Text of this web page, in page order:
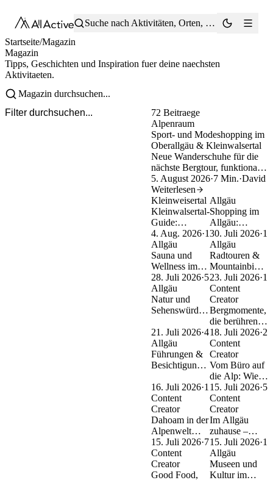
®
Suche nach Aktivitäten, Orten, Tipps …
Startseite/Magazin
Magazin
Tipps, Geschichten und Inspiration fuer deine naechsten
Aktivitaeten.
72 Beitraege
Alpenraum
Sport- und Modeshopping im
Oberallgäu & Kleinwalsertal
Neue Wanderschuhe für die
nächste Bergtour, funktionale
Outdoorbekleidung, aktuelle
Mode oder die passende
Skiausrüstung: Im Oberallgäu
und im Kleinwalsertal findest
Du eine große Auswahl an
Sportgeschäften,
Markenstores und
inhabergeführten Boutiquen.
Die folgenden neun
Shoppingtipps reichen von
persönlicher Modeberatung
und regional entworfener
Kleidung bis zu
Bergsportausrüstung,
Skiverleih, Bootfitting und
reduzierter Markenware. So
kannst Du Deinen
Einkaufsbummel ideal mit
einem Urlaubstag in
Oberstdorf, Sonthofen oder
Mittelberg verbinden.
5. August 2026·7 Min.·David
Weiterlesen
Kleinweisertal
Kleinwalsertal-
Guide:
Anreise,
Highlights &
Tipps für
deinen
Ausflug
4. Aug. 2026·1 Min.
Allgäu
Shopping im
Allgäu:
Regionale
Läden,
Manufakturen
&
Einkaufstipps
30. Juli 2026·1
Allgäu
Sauna und
Wellness im
Allgäu: Von
11 Saunen bis
zur
Kältekammer
28. Juli 2026·5 Min.
Allgäu
Radtouren &
Mountainbike
im Allgäu: Die
schönsten
Strecken
23. Juli 2026·1
Allgäu
Natur und
Sehenswürdigkeiten
Höhle,
Schanze,
Baumwipfel
21. Juli 2026·4 Min.
Content
Creator
Bergmomente,
die berühren
mit Janna
Kamphof von
Berge Aktiv
18. Juli 2026·2
Allgäu
Führungen &
Besichtigungen
Erlebnisse mit
Insiderwissen
16. Juli 2026·1 Min.
Content
Creator
Vom Büro auf
die Alp: Wie
Maja ihren
sicheren Job
gegen die
Berge
getauscht hat
15. Juli 2026·5
Content
Creator
Dahoam in der
Alpenwelt
Karwendel –
Heimatliebe,
Bergmomente
und
15. Juli 2026·7 Min.
Content
Creator
Im Allgäu
zuhause –
zwischen
Gipfelglück,
Abenteuer und
Genuss mit
15. Juli 2026·1
Content
Creator
Good Food,
Allgäu
Museen und
Kultur im